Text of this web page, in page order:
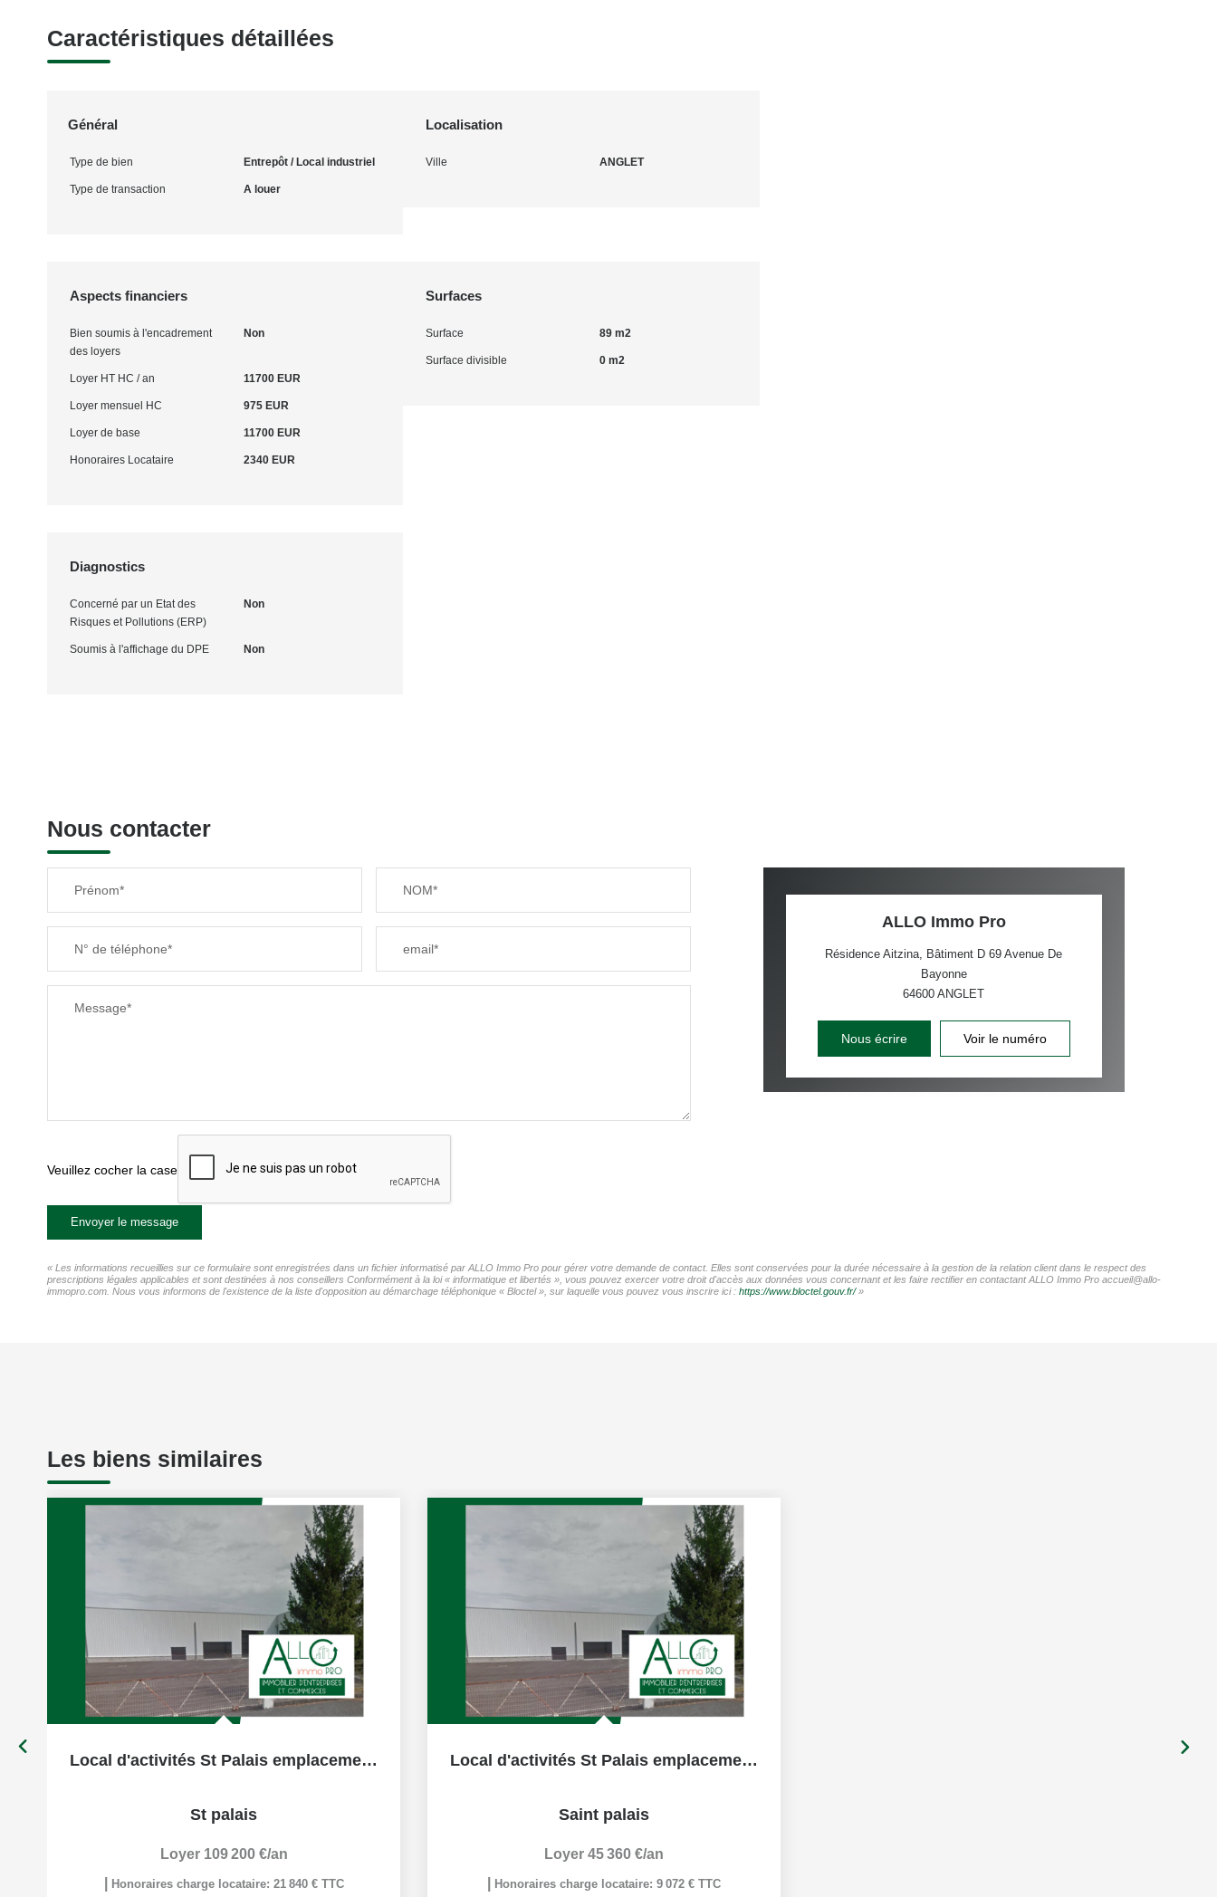
Caractéristiques détaillées
Général
Type de bien Entrepôt / Local industriel
Type de transaction A louer
Localisation
Ville ANGLET
Aspects financiers
Bien soumis à l'encadrement
des loyers
Non
Loyer HT HC / an 11700 EUR
Loyer mensuel HC 975 EUR
Loyer de base 11700 EUR
Honoraires Locataire 2340 EUR
Surfaces
Surface 89 m2
Surface divisible 0 m2
Diagnostics
Concerné par un Etat des
Risques et Pollutions (ERP)
Non
Soumis à l'affichage du DPE Non
Nous contacter
Prénom* NOM*
N° de téléphone* email*
Message*
Veuillez cocher la case
Envoyer le message
ALLO Immo Pro
Résidence Aitzina, Bâtiment D 69 Avenue De
Bayonne
64600ANGLET
Nous écrire Voir le numéro
« Les informations recueillies sur ce formulaire sont enregistrées dans un fichier informatisé par ALLO Immo Pro pour gérer votre demande de contact. Elles sont conservées pour la durée nécessaire à la gestion de la relation client dans le respect des
prescriptions légales applicables et sont destinées à nos conseillers Conformément à la loi « informatique et libertés », vous pouvez exercer votre droit d'accès aux données vous concernant et les faire rectifier en contactant ALLO Immo Pro accueil@allo-
immopro.com. Nous vous informons de l'existence de la liste d'opposition au démarchage téléphonique « Bloctel », sur laquelle vous pouvez vous inscrire ici : https://www.bloctel.gouv.fr/»
Les biens similaires
Local d'activités St Palais emplacement n°1 1300m² au sol...
St palais
Loyer 109 200 €/an
Honoraires charge locataire: 21 840 € TTC
Local d'activités St Palais emplacement 1 parking important
Saint palais
Loyer 45 360 €/an
Honoraires charge locataire: 9 072 € TTC